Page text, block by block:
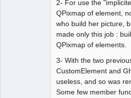
2- For use the
QPixmap of element,
who build her picture,
made only this job :
QPixmap of elements.
3- With the two
CustomElement and
useless, and so was
Some few member